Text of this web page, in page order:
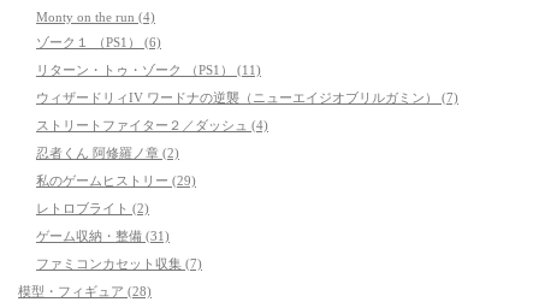
Monty on the run (4)
ゾーク１ （PS1） (6)
リターン・トゥ・ゾーク （PS1） (11)
ウィザードリィIV ワードナの逆襲（ニューエイジオブリルガミン） (7)
ストリートファイター２／ダッシュ (4)
忍者くん 阿修羅ノ章 (2)
私のゲームヒストリー (29)
レトロブライト (2)
ゲーム収納・整備 (31)
ファミコンカセット収集 (7)
模型・フィギュア (28)